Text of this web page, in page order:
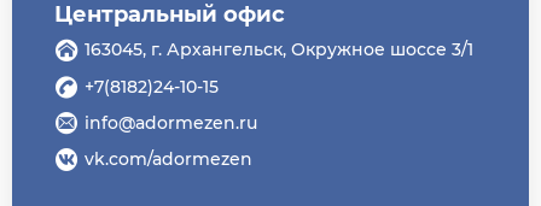
Центральный офис
163045, г. Архангельск, Окружное шоссе 3/1
+7(8182)24-10-15
info@adormezen.ru
vk.com/adormezen